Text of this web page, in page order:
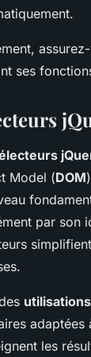
ses
Model (DOM
par son
adaptées
les